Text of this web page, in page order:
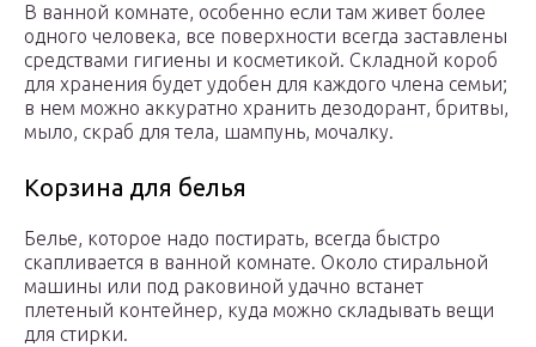
В ванной комнате, особенно если там живет более
одного человека, все поверхности всегда заставлены
средствами гигиены и косметикой. Складной короб
для хранения будет удобен для каждого члена семьи;
в нем можно аккуратно хранить дезодорант, бритвы,
мыло, скраб для тела, шампунь, мочалку.
Корзина для белья
Белье, которое надо постирать, всегда быстро
скапливается в ванной комнате. Около стиральной
машины или под раковиной удачно встанет
плетеный контейнер, куда можно складывать вещи
для стирки.